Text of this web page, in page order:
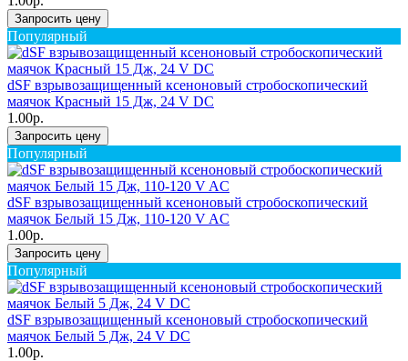
Запросить цену
Популярный
dSF взрывозащищенный ксеноновый стробоскопический
маячок Красный 15 Дж, 24 V DC
1.00р.
Запросить цену
Популярный
dSF взрывозащищенный ксеноновый стробоскопический
маячок Белый 15 Дж, 110-120 V AC
1.00р.
Запросить цену
Популярный
dSF взрывозащищенный ксеноновый стробоскопический
маячок Белый 5 Дж, 24 V DC
1.00р.